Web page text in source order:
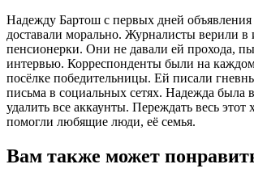
Надежду Бартош с первых дней объявления
доставали морально. Журналисты верили
пенсионерки. Они не давали ей прохода,
интервью. Корреспонденты были на
посёлке победительницы. Ей писали
письма в социальных сетях. Надежда была
удалить все аккаунты. Переждать весь этот
помогли любящие люди, её семья.
Вам также может